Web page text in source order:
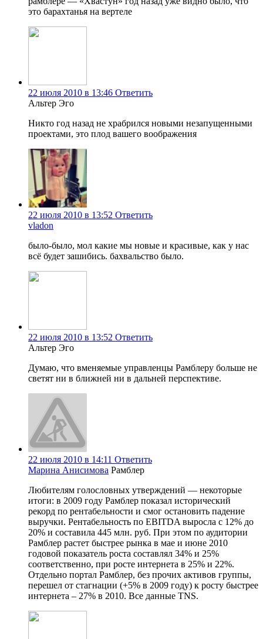
это барахтанья на вертеле
22 июля 2010 в 13:46 Ответить
Альтер Эго
Никто год назад не храбрился новыми незапущенными
проектами, это плод вашего воображения
22 июля 2010 в 13:52 Ответить
vladon
было-было, мол какие мы новые и красивые, как у нас
всё будет зашибись. бахвальство было.
22 июля 2010 в 13:52 Ответить
Альтер Эго
Думаю, что вменяемые управленцы Рамблеру больше не
светят ни в ближней ни в дальней перспективе.
22 июля 2010 в 14:11 Ответить
Марина Анисимова Рамблер
Любителям голословных утверждений — некоторые
итоги: в 2009 году Рамблер показал исторический
рекорд по рентабельности и смог остановить падение
выручки. Рентабельность по EBITDA выросла с 12% до
20% и составила 445 млн. руб. При этом по аудитории
Рамблер растет быстрее рынка в мае и июне 2010
годовой показатель роста составлял 34% и 25%
соответственно, при росте интернета в 25% и 22%.
Отдельно портал Рамблер, без прочих активов группы,
перешел от стагнации (+5% в 2009 году) к росту быстрее
интернета – 27% в 2010. Все данные TNS.